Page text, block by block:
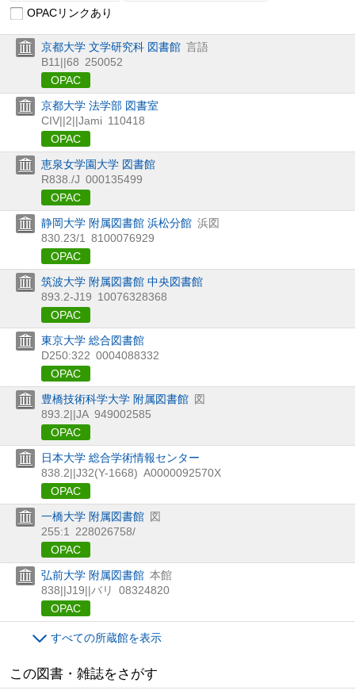
OPACリンクあり
京都大学 文学研究科 図書館 言語
B11||68 250052
OPAC
京都大学 法学部 図書室
CIV||2||Jami 110418
OPAC
恵泉女学園大学 図書館
R838./J 000135499
OPAC
静岡大学 附属図書館 浜松分館 浜図
830.23/1
8100076929
OPAC
筑波大学 附属図書館 中央図書館
893.2-J19 10076328368
OPAC
東京大学 総合図書館
D250:322 0004088332
OPAC
豊橋技術科学大学 附属図書館 図
893.2||JA 949002585
OPAC
日本大学 総合学術情報センター
838.2||J32(Y-1668) A0000092570X
OPAC
一橋大学 附属図書館 図
255:1
228026758/
OPAC
弘前大学 附属図書館 本館
838||J19||バリ
08324820
OPAC
すべての所蔵館を表示
この図書・雑誌をさがす